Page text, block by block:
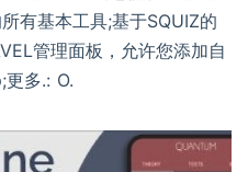
有基本工具;基于SQUIZ的
管理面板，允许您添加自
多.: O.